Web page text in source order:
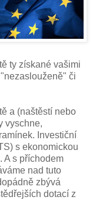
ty získané vašimi
či
a (naštěstí nebo
vyschne,
Investiční
s ekonomickou
A s příchodem
nad tuto
zbývá
dotací z